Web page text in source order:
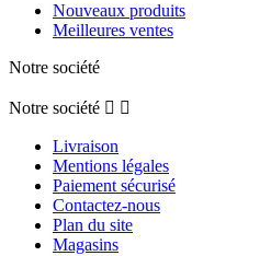
Nouveaux produits
Meilleures ventes
Notre société
Notre société  
Livraison
Mentions légales
Paiement sécurisé
Contactez-nous
Plan du site
Magasins